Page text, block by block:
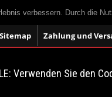
verbessern. Durch die
Sitemap Zahlung und
Verwenden Sie den